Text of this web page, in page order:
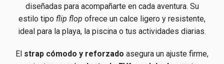
diseñadas para acompañarte en cada aventura. Su
estilo tipo flip flop ofrece un calce ligero y resistente,
ideal para la playa, la piscina o tus actividades diarias.
El strap cómodo y reforzado asegura un ajuste firme,